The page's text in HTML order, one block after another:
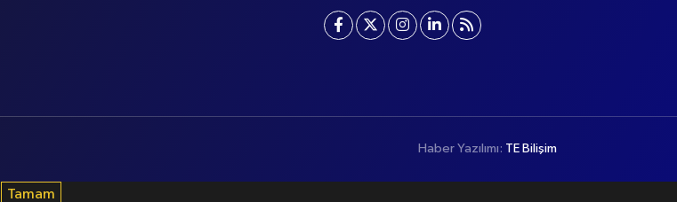
Haber Yazılımı: TE Bilişim
Tamam